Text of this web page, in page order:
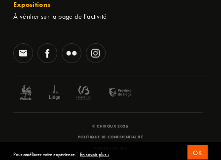
Expositions
À vérifier sur la page de l'activité
© CHIROUX 2026
POLITIQUE DE CONFIDENTIALITÉ
Pour améliorer votre expérience. En savoir plus › OK